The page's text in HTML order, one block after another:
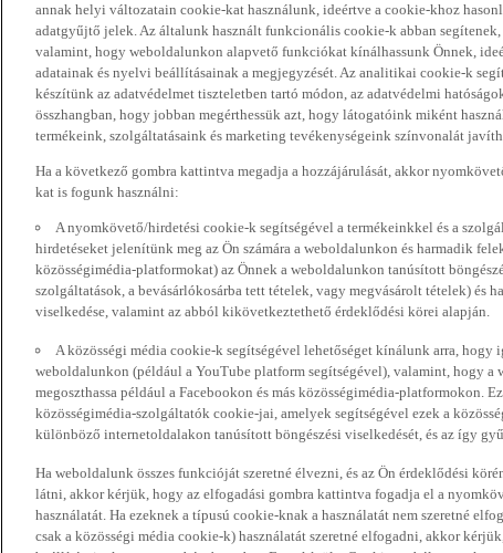
annak helyi változatain cookie-kat használunk, ideértve a cookie-khoz
adatgyűjtő jelek. Az általunk használt funkcionális cookie-k abban
valamint, hogy weboldalunkon alapvető funkciókat kínálhassunk Önnek,
adatainak és nyelvi beállításainak a megjegyzését. Az analitikai cookie-k
készítünk az adatvédelmet tiszteletben tartó módon, az adatvédelmi
összhangban, hogy jobban megérthessük azt, hogy látogatóink miként
termékeink, szolgáltatásaink és marketing tevékenységeink színvonalát
Ha a következő gombra kattintva megadja a hozzájárulását, akkor
kat is fogunk használni:
A nyomkövető/hirdetési cookie-k segítségével a termékeinkkel és a
hirdetéseket jelenítünk meg az Ön számára a weboldalunkon és harmadik
közösségimédia-platformokat) az Önnek a weboldalunkon tanúsított
szolgáltatások, a bevásárlókosárba tett tételek, vagy megvásárolt tételek) és
viselkedése, valamint az abból kikövetkeztethető érdeklődési körei alapján.
A közösségi média cookie-k segítségével lehetőséget kínálunk arra, hogy
weboldalunkon (például a YouTube platform segítségével), valamint, hogy
megoszthassa például a Facebookon és más közösségimédia-platformokon.
közösségimédia-szolgáltatók cookie-jai, amelyek segítségével ezek a
különböző internetoldalakon tanúsított böngészési viselkedését, és az így
Ha weboldalunk összes funkcióját szeretné élvezni, és az Ön érdeklődési
látni, akkor kérjük, hogy az elfogadási gombra kattintva fogadja el a
használatát. Ha ezeknek a típusú cookie-knak a használatát nem szeretné
csak a közösségi média cookie-k) használatát szeretné elfogadni, akkor